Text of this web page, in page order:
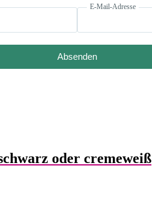
E-Mail-Adresse
Absenden
oder cremeweiß